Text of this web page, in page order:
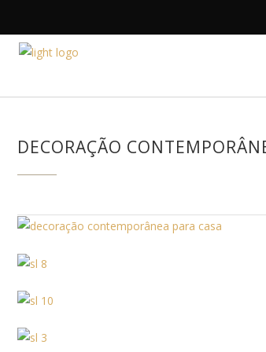
DECORAÇÃO